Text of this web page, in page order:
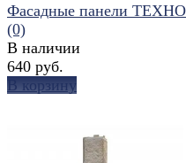
Фасадные панели
(0)
В наличии
640 руб.
В корзину